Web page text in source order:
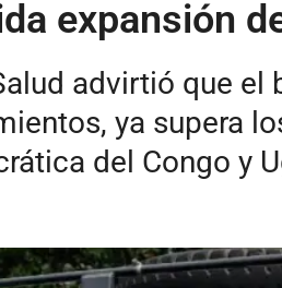
expansión
advirtió que
ya supera
del Congo y